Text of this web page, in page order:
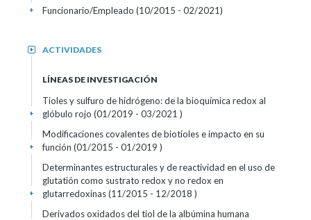
Funcionario/Empleado (10/2015 - 02/2021)
+
ACTIVIDADES
+
LÍNEAS DE INVESTIGACIÓN
Tioles y sulfuro de hidrógeno: de la bioquímica redox al
glóbulo rojo (01/2019 - 03/2021 )
+
Modificaciones covalentes de biotioles e impacto en su
función (01/2015 - 01/2019 )
+
Determinantes estructurales y de reactividad en el uso de
glutatión como sustrato redox y no redox en
glutarredoxinas (11/2015 - 12/2018 )
+
Derivados oxidados del tiol de la albúmina humana